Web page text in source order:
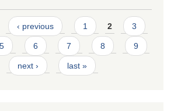
‹ previous 1 2 3
5 6 7 8 9
next › last »